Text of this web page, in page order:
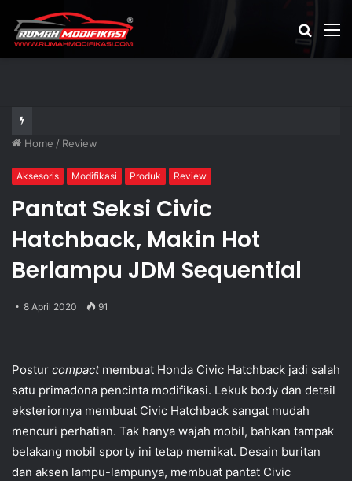
Cari
artikel
Home / Review
Aksesoris Modifikasi Produk Review
Pantat Seksi Civic
Hatchback, Makin Hot
Berlampu JDM Sequential
8 April 2020 91
Postur compact membuat Honda Civic Hatchback jadi salah
satu primadona pencinta modifikasi. Lekuk body dan detail
eksteriornya membuat Civic Hatchback sangat mudah
mencuri perhatian. Tak hanya wajah mobil, bahkan tampak
belakang mobil sporty ini tetap memikat. Desain buritan
dan aksen lampu-lampunya, membuat pantat Civic